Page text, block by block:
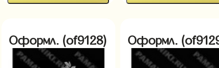
Оформл. (of9128) Оформл.